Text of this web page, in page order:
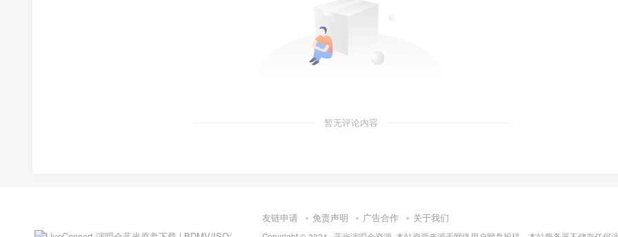
暂无评论内容
友链申请 免责声明 广告合作 关于我们